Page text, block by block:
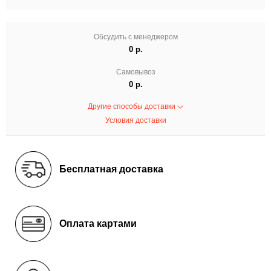
Обсудить с менеджером
0 р.
Самовывоз
0 р.
Другие способы доставки
Условия доставки
Бесплатная доставка
Оплата картами